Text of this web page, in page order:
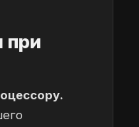
при